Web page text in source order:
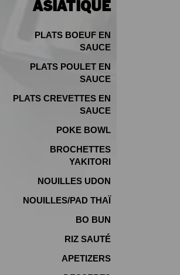
ASIATIQUE
PLATS BOEUF EN
SAUCE
PLATS POULET EN
SAUCE
PLATS CREVETTES EN
SAUCE
POKE BOWL
BROCHETTES
YAKITORI
NOUILLES UDON
NOUILLES/PAD THAÏ
BO BUN
RIZ SAUTÉ
APETIZERS